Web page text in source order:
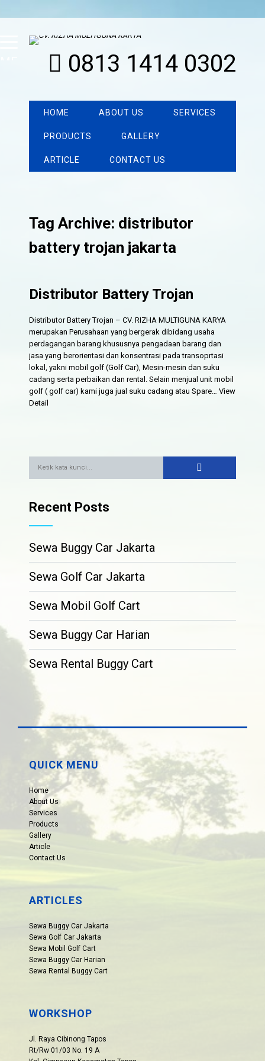
0813 1414 0302
HOME ABOUT US SERVICES
PRODUCTS GALLERY
ARTICLE CONTACT US
Tag Archive: distributor
battery trojan jakarta
Distributor Battery Trojan
Distributor Battery Trojan – CV. RIZHA MULTIGUNA KARYA
merupakan Perusahaan yang bergerak dibidang usaha
perdagangan barang khususnya pengadaan barang dan
jasa yang berorientasi dan konsentrasi pada transoprtasi
lokal, yakni mobil golf (Golf Car), Mesin-mesin dan suku
cadang serta perbaikan dan rental. Selain menjual unit mobil
golf ( golf car) kami juga jual suku cadang atau Spare…View
Detail
Recent Posts
Sewa Buggy Car Jakarta
Sewa Golf Car Jakarta
Sewa Mobil Golf Cart
Sewa Buggy Car Harian
Sewa Rental Buggy Cart
QUICK MENU
Home
About Us
Services
Products
Gallery
Article
Contact Us
ARTICLES
Sewa Buggy Car Jakarta
Sewa Golf Car Jakarta
Sewa Mobil Golf Cart
Sewa Buggy Car Harian
Sewa Rental Buggy Cart
WORKSHOP
Jl. Raya Cibinong Tapos
Rt/Rw 01/03 No. 19 A